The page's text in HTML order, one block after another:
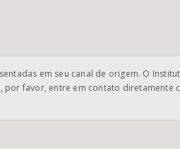
em seu canal de origem. O
por favor, entre em contato diretamente